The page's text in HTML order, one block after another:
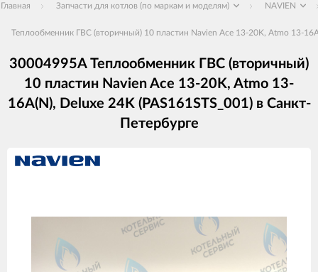
Главная Запчасти для котлов (по маркам и моделям) NAVIEN
Теплообменник ГВС (вторичный) 10 пластин Navien Ace 13-20K, Atmo 13-
30004995A Теплообменник ГВС (вторичный)
10 пластин Navien Ace 13-20K, Atmo 13-
16A(N), Deluxe 24K (PAS161STS_001) в Санкт-
Петербурге
Изображения